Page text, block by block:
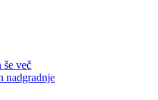
več
nadgradnje